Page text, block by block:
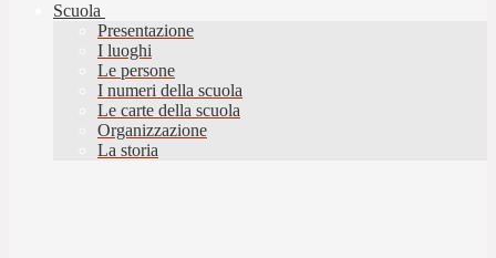
Scuola
Presentazione
I luoghi
Le persone
I numeri della scuola
Le carte della scuola
Organizzazione
La storia